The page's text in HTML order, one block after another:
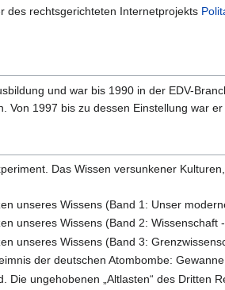
des rechtsgerichteten Internetprojekts
und war bis 1990 in der EDV-
Von 1997 bis zu dessen Einstellung war
Das Wissen versunkener
unseres Wissens (Band 1: Unser
unseres Wissens (Band 2:
unseres Wissens (Band 3:
der deutschen Atombombe:
Die ungehobenen „Altlasten“ des Dritten